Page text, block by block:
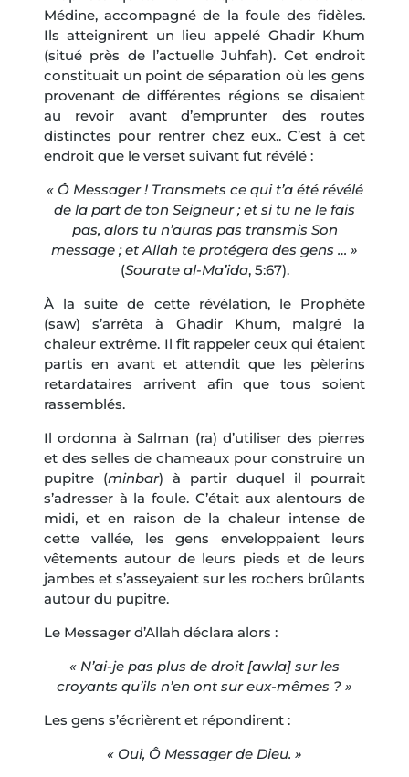
Médine, accompagné de la foule des fidèles.
Ils atteignirent un lieu appelé Ghadir Khum
(situé près de l’actuelle Juhfah). Cet endroit
constituait un point de séparation où les gens
provenant de différentes régions se disaient
au revoir avant d’emprunter des routes
distinctes pour rentrer chez eux.. C’est à cet
endroit que le verset suivant fut révélé :
« Ô Messager ! Transmets ce qui t’a été révélé
de la part de ton Seigneur ; et si tu ne le fais
pas, alors tu n’auras pas transmis Son
message ; et Allah te protégera des gens … »
(Sourate al-Ma’ida, 5:67).
À la suite de cette révélation, le Prophète
(saw) s’arrêta à Ghadir Khum, malgré la
chaleur extrême. Il fit rappeler ceux qui étaient
partis en avant et attendit que les pèlerins
retardataires arrivent afin que tous soient
rassemblés.
Il ordonna à Salman (ra) d’utiliser des pierres
et des selles de chameaux pour construire un
pupitre (minbar) à partir duquel il pourrait
s’adresser à la foule. C’était aux alentours de
midi, et en raison de la chaleur intense de
cette vallée, les gens enveloppaient leurs
vêtements autour de leurs pieds et de leurs
jambes et s’asseyaient sur les rochers brûlants
autour du pupitre.
Le Messager d’Allah déclara alors :
« N’ai-je pas plus de droit [awla] sur les
croyants qu’ils n’en ont sur eux-mêmes ? »
Les gens s’écrièrent et répondirent :
« Oui, Ô Messager de Dieu. »